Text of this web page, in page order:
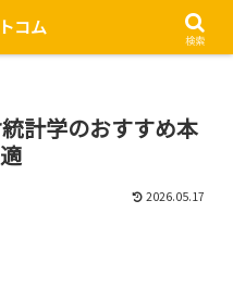
計学のおすすめ本
2026.05.17
コム
検索